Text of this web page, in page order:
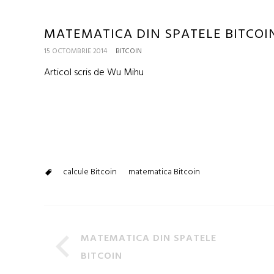
MATEMATICA DIN SPATELE
15 OCTOMBRIE 2014 BITCOIN
Articol scris de Wu Mihu
calcule Bitcoin matematica Bitcoin
MATEMATICA DIN SPATELE
BITCOIN